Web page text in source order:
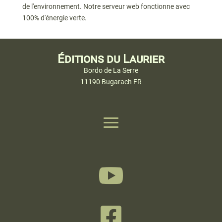
de l'environnement. Notre serveur web fonctionne avec
100% d'énergie verte.
Éditions du Laurier
Bordo de La Serre
11190 Bugarach FR

